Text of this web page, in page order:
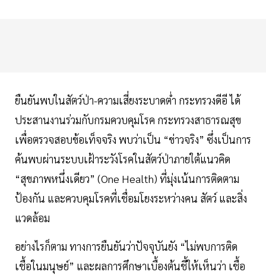
ยืนยันพบในสัตว์ป่า-ความเสี่ยงระบาดต่ำ กระทรวงดีอี ได้
ประสานงานร่วมกับกรมควบคุมโรค กระทรวงสาธารณสุข
เพื่อตรวจสอบข้อเท็จจริง พบว่าเป็น “ข่าวจริง” ซึ่งเป็นการ
ค้นพบผ่านระบบเฝ้าระวังโรคในสัตว์ป่าภายใต้แนวคิด
“สุขภาพหนึ่งเดียว” (One Health) ที่มุ่งเน้นการติดตาม
ป้องกัน และควบคุมโรคที่เชื่อมโยงระหว่างคน สัตว์ และสิ่ง
แวดล้อม
อย่างไรก็ตาม ทางการยืนยันว่าปัจจุบันยัง “ไม่พบการติด
เชื้อในมนุษย์” และผลการศึกษาเบื้องต้นชี้ให้เห็นว่า เชื้อ